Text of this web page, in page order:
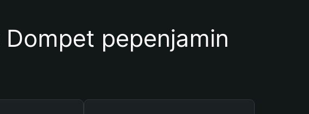
pepenjamin